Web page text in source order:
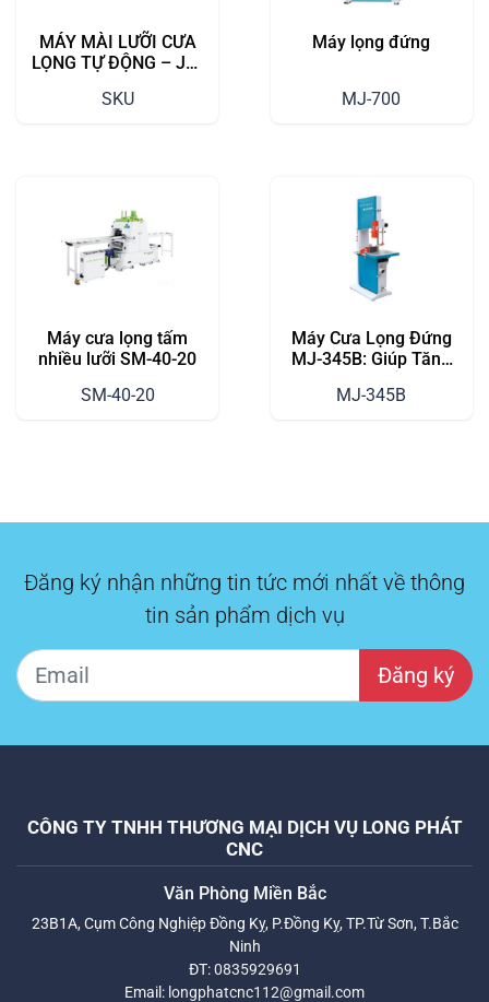
MÁY MÀI LƯỠI CƯA
LỌNG TỰ ĐỘNG – JN-
độ chính xác tuyệt đối
SKU
Máy lọng đứng
MJ-700
Máy cưa lọng tấm
nhiều lưỡi SM-40-20
SM-40-20
Máy Cưa Lọng Đứng
MJ-345B: Giúp Tăng
MJ-345B
Đăng ký nhận những tin tức mới nhất về thông
tin sản phẩm dịch vụ
Đăng ký
CÔNG TY TNHH THƯƠNG MẠI DỊCH VỤ LONG PHÁT
CNC
Văn Phòng Miền Bắc
23B1A, Cụm Công Nghiệp Đồng Kỵ, P.Đồng Kỵ, TP.Từ Sơn, T.Bắc
Ninh
ĐT:0835929691
Email: longphatcnc112@gmail.com